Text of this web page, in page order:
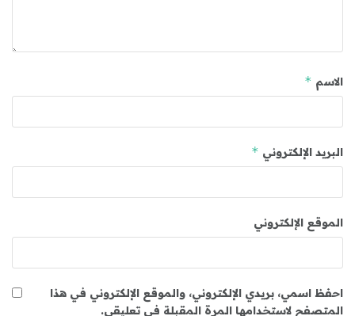
الاسم *
البريد الإلكتروني *
الموقع الإلكتروني
احفظ اسمي، بريدي الإلكتروني، والموقع الإلكتروني في هذا
المتصفح لاستخدامها المرة المقبلة في تعليقي.